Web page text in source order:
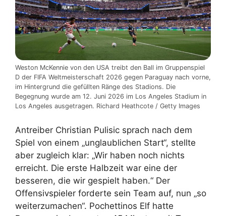
Weston McKennie von den USA treibt den Ball im Gruppenspiel
D der FIFA Weltmeisterschaft 2026 gegen Paraguay nach vorne,
im Hintergrund die gefüllten Ränge des Stadions. Die
Begegnung wurde am 12. Juni 2026 im Los Angeles Stadium in
Los Angeles ausgetragen. Richard Heathcote / Getty Images
Antreiber Christian Pulisic sprach nach dem
Spiel von einem „unglaublichen Start“, stellte
aber zugleich klar: „Wir haben noch nichts
erreicht. Die erste Halbzeit war eine der
besseren, die wir gespielt haben.“ Der
Offensivspieler forderte sein Team auf, nun „so
weiterzumachen“. Pochettinos Elf hatte